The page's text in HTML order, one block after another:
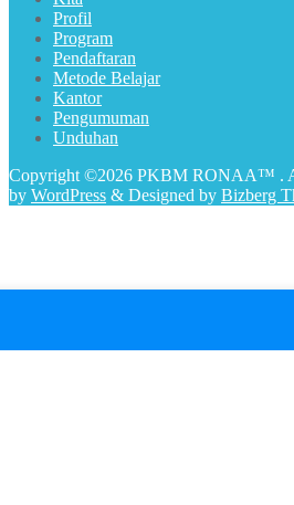
Profil
Program
Pendaftaran
Metode Belajar
Kantor
Pengumuman
Unduhan
Copyright ©2026 PKBM RONAA™ .
by WordPress & Designed by Bizberg